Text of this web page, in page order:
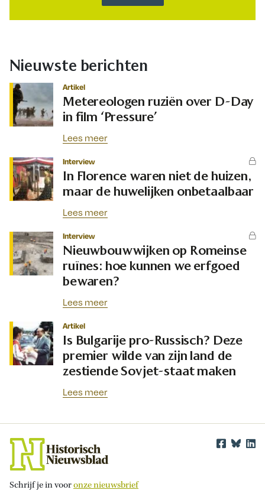
Nieuwste berichten
Artikel
Metereologen ruziën over D-Day
in film ‘Pressure’
Lees meer
Interview
In Florence waren niet de huizen,
maar de huwelijken onbetaalbaar
Lees meer
Interview
Nieuwbouwwijken op Romeinse
ruïnes: hoe kunnen we erfgoed
bewaren?
Lees meer
Artikel
Is Bulgarije pro-Russisch? Deze
premier wilde van zijn land de
zestiende Sovjet-staat maken
Lees meer
Schrijf je in vooronze nieuwsbrief